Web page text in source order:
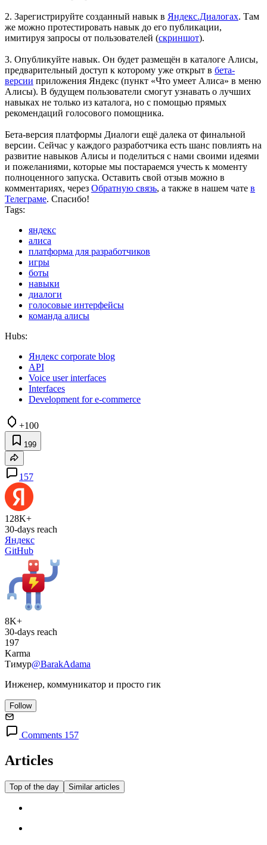
2. Зарегистрируйте созданный навык в Яндекс.Диалогах. Там
же можно протестировать навык до его публикации,
имитируя запросы от пользователей (скриншот).
3. Опубликуйте навык. Он будет размещён в каталоге Алисы,
предварительный доступ к которому уже открыт в бета-
версии приложения Яндекс (пункт «Что умеет Алиса» в меню
Алисы). В будущем пользователи смогут узнавать о лучших
навыках не только из каталога, но с помощью прямых
рекомендаций голосового помощника.
Бета-версия платформы Диалоги ещё далека от финальной
версии. Сейчас у каждого разработчика есть шанс повлиять на
развитие навыков Алисы и поделиться с нами своими идеями
и пожеланиями, которые мы постараемся учесть к моменту
полноценного запуска. Оставить свой отзыв можно в
комментариях, через Обратную связь, а также в нашем чате в
Телеграме. Спасибо!
Tags:
яндекс
алиса
платформа для разработчиков
игры
боты
навыки
диалоги
голосовые интерфейсы
команда алисы
Hubs:
Яндекс corporate blog
API
Voice user interfaces
Interfaces
Development for e-commerce
+100
199
157
128K+
30-days reach
Яндекс
GitHub
8K+
30-days reach
197
Karma
Тимур@BarakAdama
Инженер, коммуникатор и просто гик
Follow
Comments 157
Articles
Top of the day Similar articles